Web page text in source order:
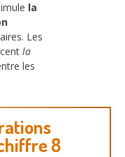
la
Les
la
les
8